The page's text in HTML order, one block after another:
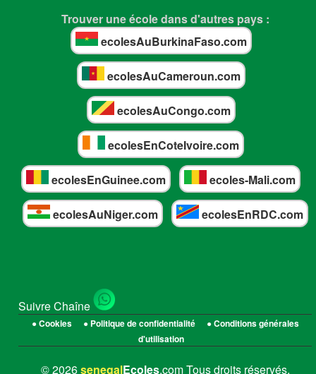
Trouver une école dans d'autres pays :
ecolesAuBurkinaFaso.com
ecolesAuCameroun.com
ecolesAuCongo.com
ecolesEnCoteIvoire.com
ecolesEnGuinee.com ecoles-Mali.com
ecolesAuNiger.com ecolesEnRDC.com
Suivre Chaîne
● Cookies ● Politique de confidentialité
● Conditions générales
d'utilisation
© 2026senegalEcoles.com Tous droits réservés.